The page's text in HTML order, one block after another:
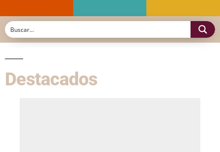
Destacados